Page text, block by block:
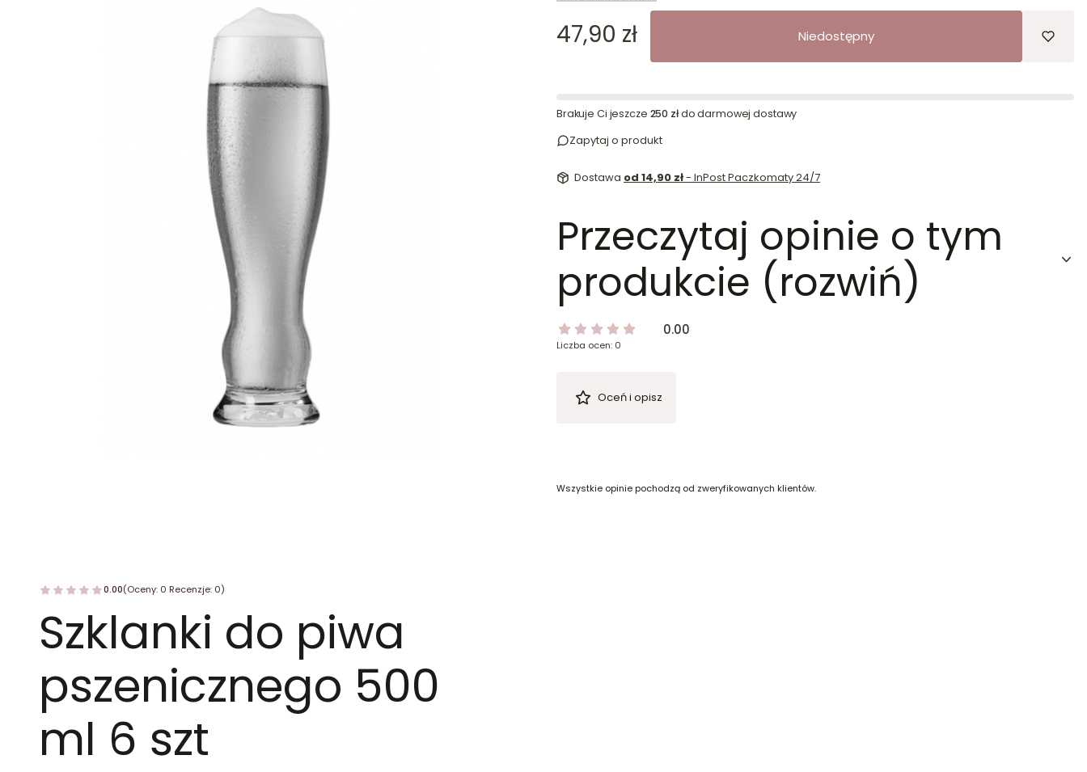
0.00(Oceny: 0 Recenzje: 0)
Szklanki do piwa
pszenicznego 500
ml 6 szt
Cena
47,90 zł Niedostępny
Brakuje Ci jeszcze 250 złdo darmowej dostawy
Zapytaj o produkt
Dostawa od 14,90 zł- InPost Paczkomaty 24/7
Przeczytaj opinie o tym
produkcie (rozwiń)
0.00
Liczba ocen: 0
Oceń i opisz
Wszystkie opinie pochodzą od zweryfikowanych klientów.